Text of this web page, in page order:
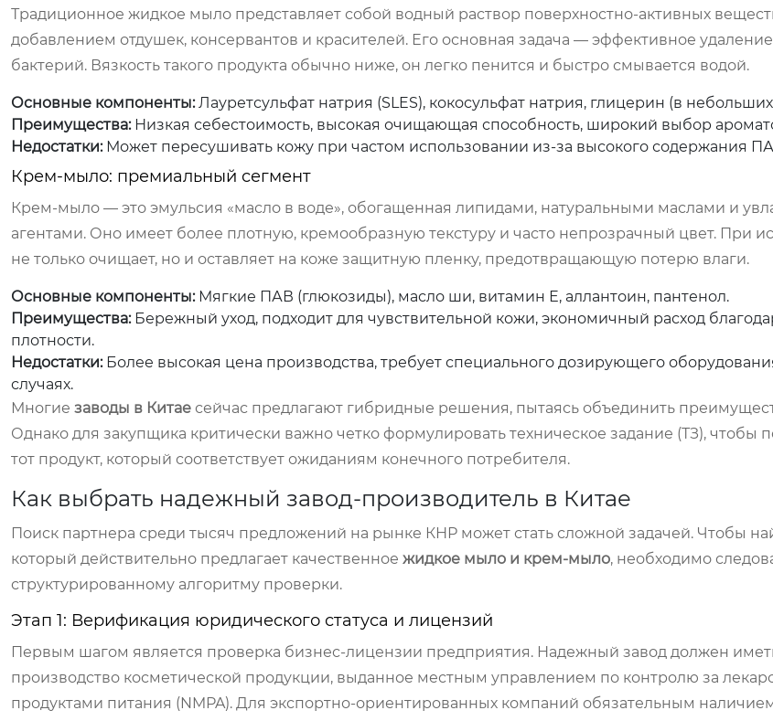
Традиционное жидкое мыло представляет собой водный раствор поверхностно-активных
добавлением отдушек, консервантов и красителей. Его основная задача — эффективное
бактерий. Вязкость такого продукта обычно ниже, он легко пенится и быстро смывается водой.
Основные компоненты:Лауретсульфат натрия (SLES), кокосульфат натрия, глицерин (в
Преимущества:Низкая себестоимость, высокая очищающая способность, широкий выбор
Недостатки:Может пересушивать кожу при частом использовании из-за высокого содержания
Крем-мыло: премиальный сегмент
Крем-мыло — это эмульсия «масло в воде», обогащенная липидами, натуральными маслами и
агентами. Оно имеет более плотную, кремообразную текстуру и часто непрозрачный цвет. При
не только очищает, но и оставляет на коже защитную пленку, предотвращающую потерю влаги.
Основные компоненты:Мягкие ПАВ (глюкозиды), масло ши, витамин Е, аллантоин, пантенол.
Преимущества:Бережный уход, подходит для чувствительной кожи, экономичный расход
плотности.
Недостатки:Более высокая цена производства, требует специального дозирующего
случаях.
Многие заводы в Китае сейчас предлагают гибридные решения, пытаясь объединить
Однако для закупщика критически важно четко формулировать техническое задание (ТЗ), чтобы
тот продукт, который соответствует ожиданиям конечного потребителя.
Как выбрать надежный завод-производитель в Китае
Поиск партнера среди тысяч предложений на рынке КНР может стать сложной задачей. Чтобы
который действительно предлагает качественное жидкое мыло и крем-мыло, необходимо
структурированному алгоритму проверки.
Этап 1: Верификация юридического статуса и лицензий
Первым шагом является проверка бизнес-лицензии предприятия. Надежный завод должен
производство косметической продукции, выданное местным управлением по контролю за
продуктами питания (NMPA). Для экспортно-ориентированных компаний обязательным